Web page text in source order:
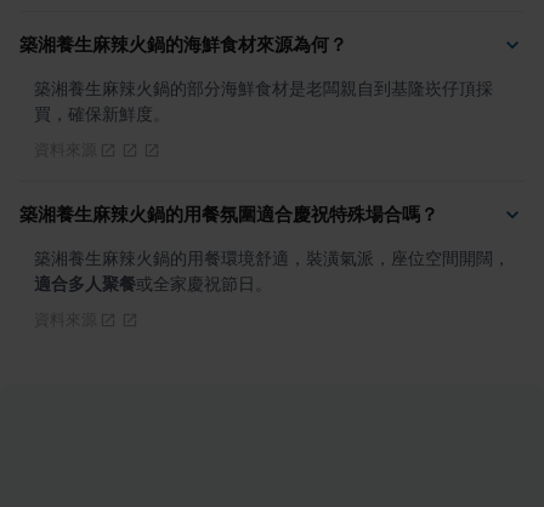
築湘養生麻辣火鍋的海鮮食材來源為何？
築湘養生麻辣火鍋的部分海鮮食材是老闆親自到基隆崁仔頂採
買，確保新鮮度。
築湘養生麻辣火鍋的用餐氛圍適合慶祝特殊場合嗎？
築湘養生麻辣火鍋的用餐環境舒適，裝潢氣派，座位空間開闊，
適合多人聚餐或全家慶祝節日。